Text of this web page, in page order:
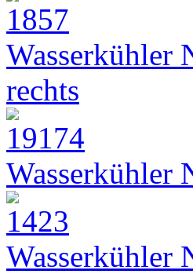
Wasserkühler
rechts
Wasserkühler
Wasserkühler